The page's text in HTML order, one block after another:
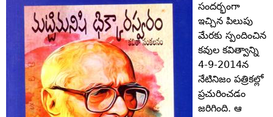
సందర్భంగా
ఇచ్చిన పిలుపు
మేరకు స్పందించిన
కవుల కవిత్వాన్ని
4-9-2014న
నేటినిజం పత్రికల్లో
ప్రచురించడం
జరిగింది. ఆ